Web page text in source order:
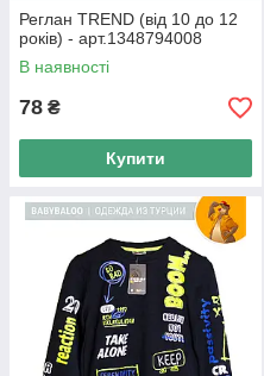
Заявка на сайті або
Підтвердження
Вибір зручного
Реглан TREND (від 10 до 12
років) - арт.1348794008
В наявності
78 ₴
Купити